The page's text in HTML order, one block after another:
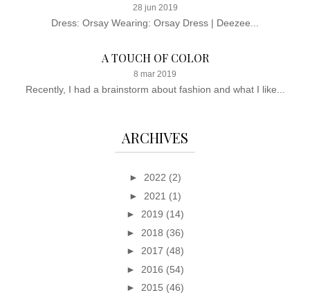
28 jun 2019
Dress: Orsay Wearing: Orsay Dress | Deezee...
A TOUCH OF COLOR
8 mar 2019
Recently, I had a brainstorm about fashion and what I like...
ARCHIVES
► 2022 (2)
► 2021 (1)
► 2019 (14)
► 2018 (36)
► 2017 (48)
► 2016 (54)
► 2015 (46)